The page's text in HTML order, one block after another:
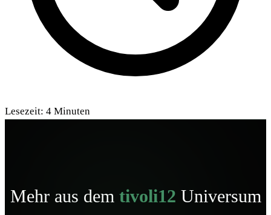
Lesezeit: 4 Minuten
Mehr aus dem tivoli12 Universum